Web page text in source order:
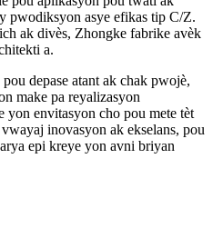
pwodiksyon asye efikas tip C/Z.
ak divès, Zhongke fabrike avèk
a.
depase atant ak chak pwojè,
make pa reyalizasyon
yon envitasyon cho pou mete tèt
inovasyon ak ekselans, pou
epi kreye yon avni briyan